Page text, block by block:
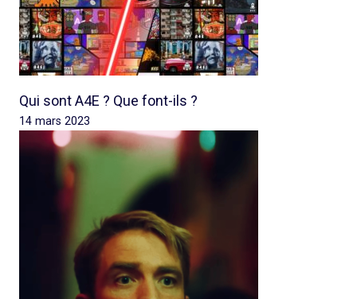
Qui sont A4E ? Que font-ils ?
14 mars 2023